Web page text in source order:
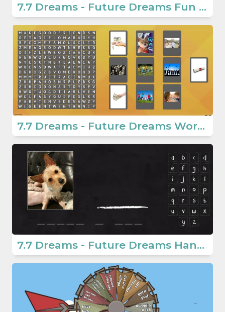
7.7 Dreams - Future Dreams Fun Game
7.7 Dreams - Future Dreams Wordsearch
7.7 Dreams - Future Dreams Hangman Game